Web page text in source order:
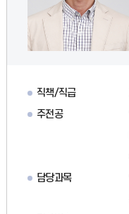
직책/직급
주전공
담당과목